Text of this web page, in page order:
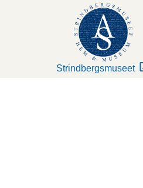
Strindbergsmuseet